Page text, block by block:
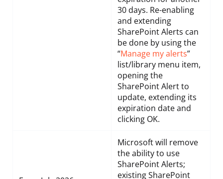
30 days. Re-enabling
and extending
SharePoint Alerts can
be done by using the
“Manage my alerts”
list/library menu item,
opening the
SharePoint Alert to
update, extending its
expiration date and
clicking OK.
Microsoft will remove
the ability to use
SharePoint Alerts;
existing SharePoint